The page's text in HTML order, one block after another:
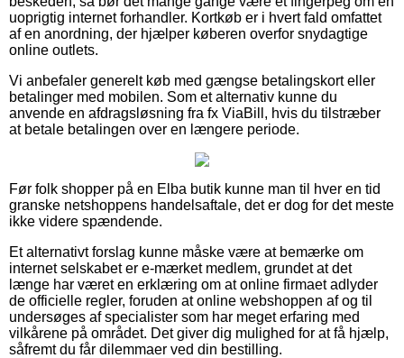
uoprigtig internet forhandler. Kortkøb er i hvert fald omfattet
af en anordning, der hjælper køberen overfor snydagtige
online outlets.
Vi anbefaler generelt køb med gængse betalingskort eller
betalinger med mobilen. Som et alternativ kunne du
anvende en afdragsløsning fra fx ViaBill, hvis du tilstræber
at betale betalingen over en længere periode.
Før folk shopper på en Elba butik kunne man til hver en tid
granske netshoppens handelsaftale, det er dog for det meste
ikke videre spændende.
Et alternativt forslag kunne måske være at bemærke om
internet selskabet er e-mærket medlem, grundet at det
længe har været en erklæring om at online firmaet adlyder
de officielle regler, foruden at online webshoppen af og til
undersøges af specialister som har meget erfaring med
vilkårene på området. Det giver dig mulighed for at få hjælp,
såfremt du får dilemmaer ved din bestilling.